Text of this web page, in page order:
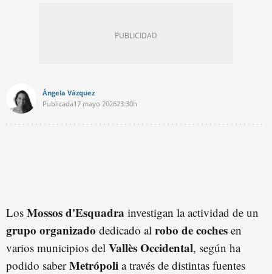
Ángela Vázquez
Publicada17 mayo 202623:30h
Los Mossos d'Esquadra investigan la actividad de un
grupo organizado dedicado al robo de coches en
varios municipios del Vallès Occidental, según ha
podido saberMetrópoli a través de distintas fuentes